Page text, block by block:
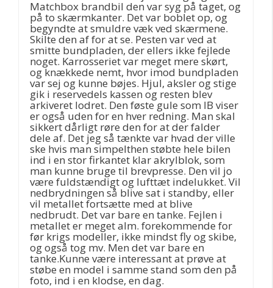
Matchbox brandbil den var syg på taget, og
på to skærmkanter. Det var boblet op, og
begyndte at smuldre væk ved skærmene.
Skilte den af for at se. Pesten var ved at
smitte bundpladen, der ellers ikke fejlede
noget. Karrosseriet var meget mere skørt,
og knækkede nemt, hvor imod bundpladen
var sej og kunne bøjes. Hjul, aksler og stige
gik i reservedels kassen og resten blev
arkiveret lodret. Den føste gule som IB viser
er også uden for en hver redning. Man skal
sikkert dårligt røre den for at der falder
dele af. Det jeg så tænkte var hvad der ville
ske hvis man simpelthen støbte hele bilen
ind i en stor firkantet klar akrylblok, som
man kunne bruge til brevpresse. Den vil jo
være fuldstændigt og lufttæt indelukket. Vil
nedbrydningen så blive sat i standby, eller
vil metallet fortsætte med at blive
nedbrudt. Det var bare en tanke. Fejlen i
metallet er meget alm. forekommende for
før krigs modeller, ikke mindst fly og skibe,
og også tog mv. Men det var bare en
tanke.Kunne være interessant at prøve at
støbe en model i samme stand som den på
foto, ind i en klodse, en dag.